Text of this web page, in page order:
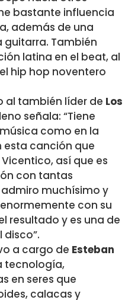
bastante influencia
además de una
guitarra. También
latina en el beat, al
hip hop noventero
al también líder de Los
señala: “Tiene
como en la
esta canción que
así que es
con tantas
muchísimo y
con su
resultado y es una de
a cargo de Esteban
tecnología,
en seres que
calacas y